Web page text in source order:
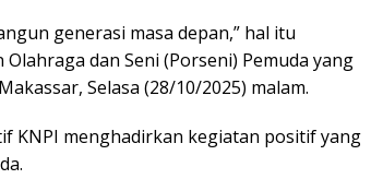
generasi masa depan,” hal itu
dan Seni (Porseni) Pemuda yang
Selasa (28/10/2025) malam.
KNPI menghadirkan kegiatan positif yang